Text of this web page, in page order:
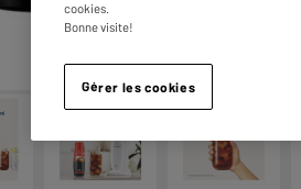
cookies.
Bonne visite!
Gérer les cookies